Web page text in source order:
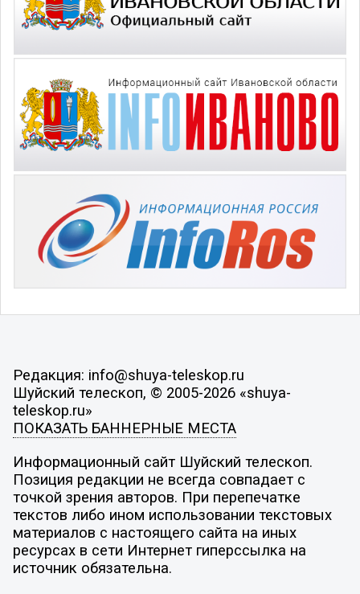
Редакция: info@shuya-teleskop.ru
Шуйский телескоп, © 2005-2026 «shuya-
teleskop.ru»
ПОКАЗАТЬ БАННЕРНЫЕ МЕСТА
Информационный сайт Шуйский телескоп.
Позиция редакции не всегда совпадает с
точкой зрения авторов. При перепечатке
текстов либо ином использовании текстовых
материалов с настоящего сайта на иных
ресурсах в сети Интернет гиперссылка на
источник обязательна.